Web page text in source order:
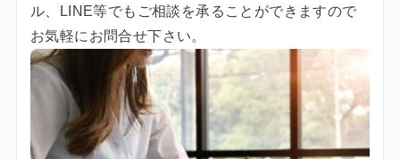
ル、LINE等でもご相談を承ることができますので
お気軽にお問合せ下さい。